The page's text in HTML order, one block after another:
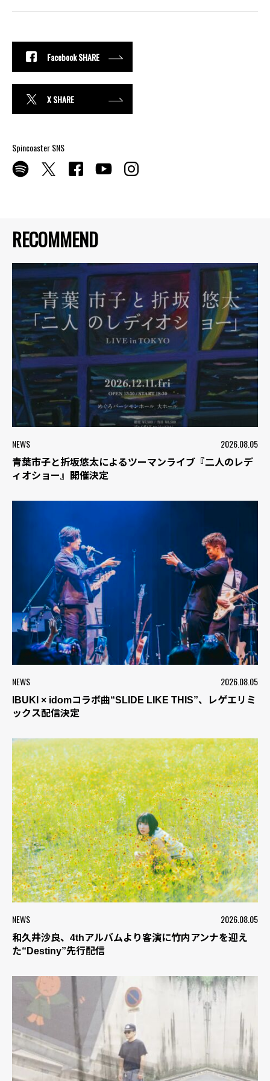
RECOMMEND
NEWS 2026.08.05
青葉市子と折坂悠太によるツーマンライブ『二人のレデ
ィオショー』開催決定
NEWS 2026.08.05
IBUKI × idomコラボ曲“SLIDE LIKE THIS”、レゲエリミ
ックス配信決定
NEWS 2026.08.05
和久井沙良、4thアルバムより客演に竹内アンナを迎え
た“Destiny”先行配信
Facebook SHARE
X SHARE
Spincoaster SNS